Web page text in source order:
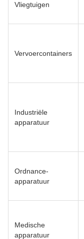
Vliegtuigen
Vervoercontainers
Industriële
apparatuur
Ordnance-
apparatuur
Medische
apparatuur